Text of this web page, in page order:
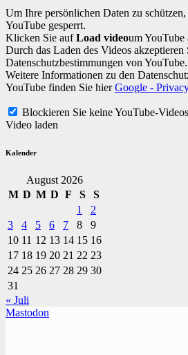
Um Ihre persönlichen Daten zu
YouTube gesperrt.
Klicken Sie aufLoad videoum YouTube
Durch das Laden des Videos akzeptieren
Datenschutzbestimmungen von YouTube.
Weitere Informationen zu den
YouTube finden Sie hierGoogle -
Blockieren Sie keine YouTube-
Video laden
Kalender
August 2026
M D M D F S
S
1
2
3
4 5 6 7 8
9
10 11 12 13 14 15 16
17 18 19 20 21 22 23
24 25 26 27 28 29 30
31
« Juli
Mastodon